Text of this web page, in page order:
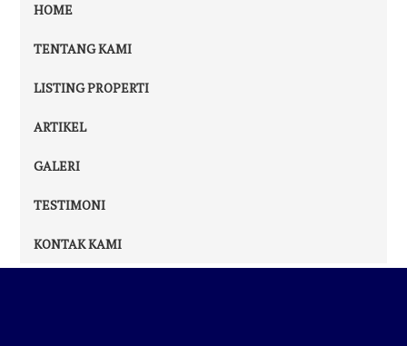
HOME
TENTANG KAMI
LISTING PROPERTI
ARTIKEL
GALERI
TESTIMONI
KONTAK KAMI